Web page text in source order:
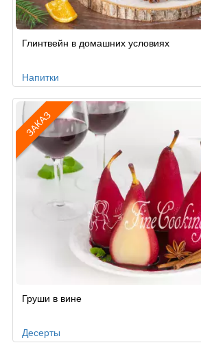
поГлинтвейн в домашних условиях
Напитки
ЗАКАЗ
поГруши в вине
Десерты